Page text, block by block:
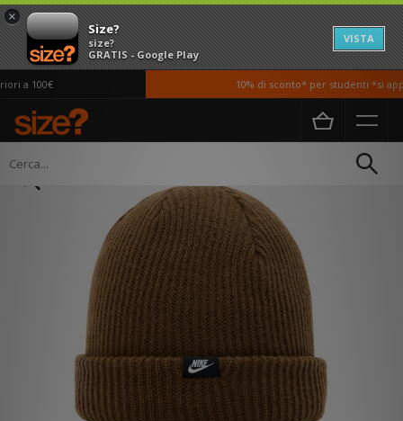
×
Size?
size?
GRATIS - Google Play
VISTA
a 100€ 10% di sconto* per studenti *si
Home Donna